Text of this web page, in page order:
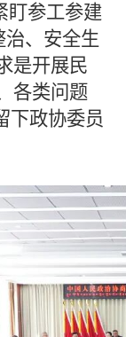
盯参工参建
治、安全生
是开展民
各类问题
下政协委员